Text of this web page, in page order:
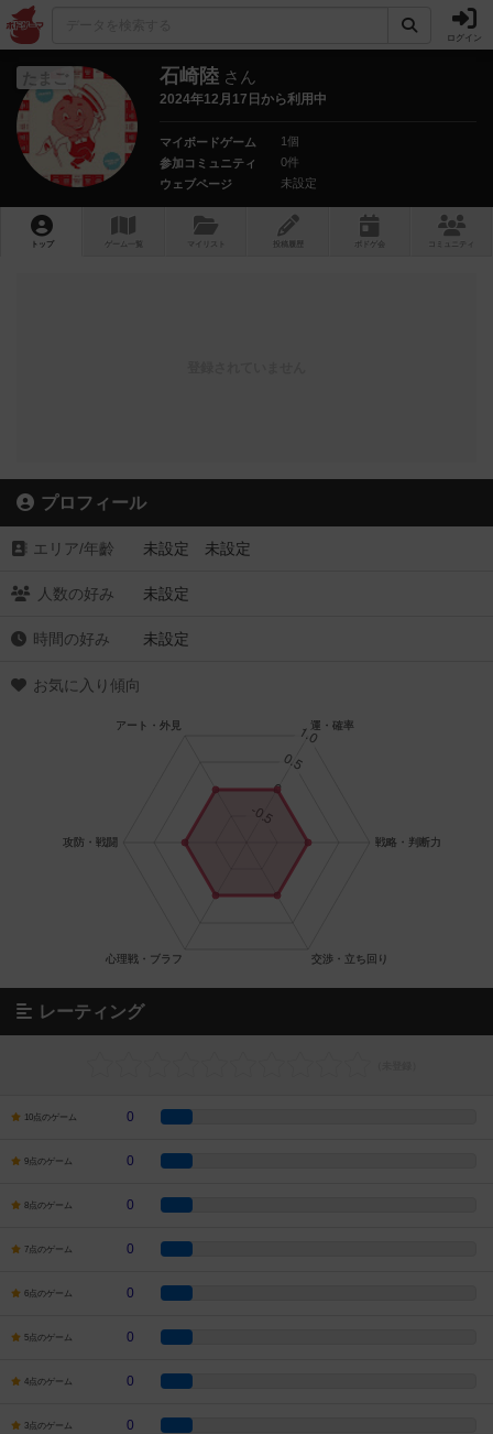
ログイン
たまご 石崎陸 さん
2024年12月17日から利用中
マイボードゲーム
1個
参加コミュニティ
0件
ウェブページ
未設定
トップ ゲーム一覧 マイリスト 投稿履歴 ボ ドゲ コミュニティ
プロフィール
エリア/年齡 未設定 未設定
人数の好み 未設定
時間の好み 未設定
お気に入り傾向
レーティング
10点のゲーム 0
9点のゲーム 0
8点のゲーム 0
7点のゲーム 0
6点のゲーム 0
5点のゲーム 0
4点のゲーム 0
3点のゲーム 0